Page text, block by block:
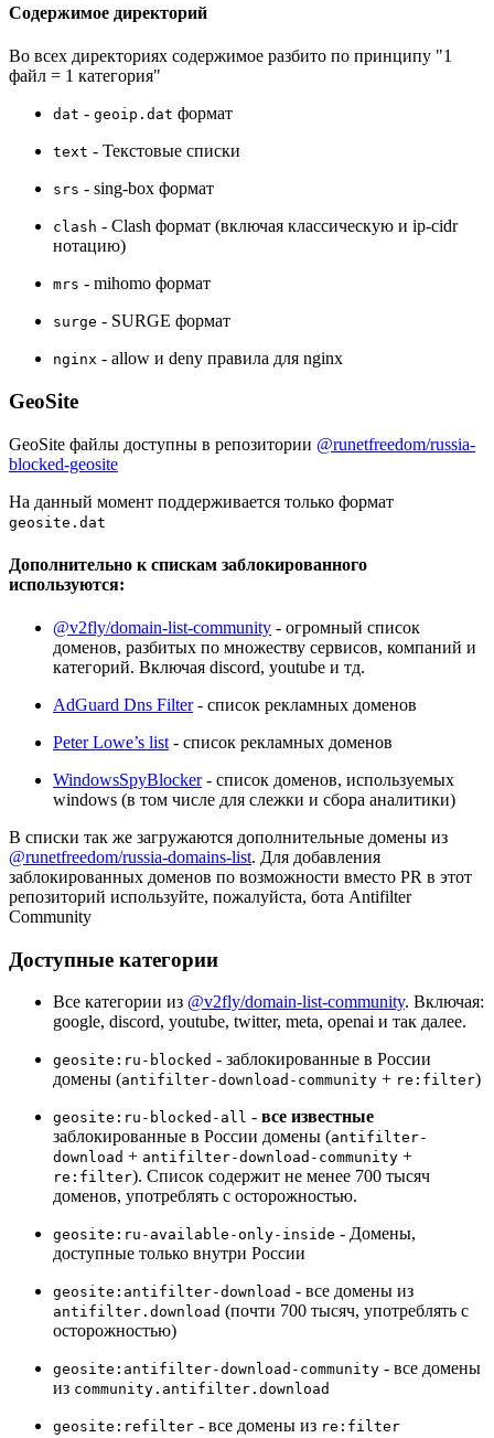
Содержимое директорий
Во всех директориях содержимое разбито по принципу "1
файл = 1 категория"
dat - geoip.dat формат
text - Текстовые списки
srs - sing-box формат
clash - Clash формат (включая классическую и ip-cidr
нотацию)
mrs - mihomo формат
surge - SURGE формат
nginx - allow и deny правила для nginx
GeoSite
GeoSite файлы доступны в репозитории @runetfreedom/russia-
blocked-geosite
На данный момент поддерживается только формат
geosite.dat
Дополнительно к спискам заблокированного
используются:
@v2fly/domain-list-community - огромный список
доменов, разбитых по множеству сервисов, компаний и
категорий. Включая discord, youtube и тд.
AdGuard Dns Filter- список рекламных доменов
Peter Lowe’s list - список рекламных доменов
WindowsSpyBlocker- список доменов, используемых
windows (в том числе для слежки и сбора аналитики)
В списки так же загружаются дополнительные домены из
@runetfreedom/russia-domains-list. Для добавления
заблокированных доменов по возможности вместо PR в этот
репозиторий используйте, пожалуйста, бота Antifilter
Community
Доступные категории
Все категории из @v2fly/domain-list-community. Включая:
google, discord, youtube, twitter, meta, openai и так далее.
geosite:ru-blocked - заблокированные в России
домены (antifilter-download-community + re:filter)
geosite:ru-blocked-all - все известные
заблокированные в России домены (antifilter-
download + antifilter-download-community +
re:filter). Список содержит не менее 700 тысяч
доменов, употреблять с осторожностью.
geosite:ru-available-only-inside - Домены,
доступные только внутри России
geosite:antifilter-download - все домены из
antifilter.download (почти 700 тысяч, употреблять с
осторожностью)
geosite:antifilter-download-community - все домены
из community.antifilter.download
geosite:refilter - все домены из re:filter